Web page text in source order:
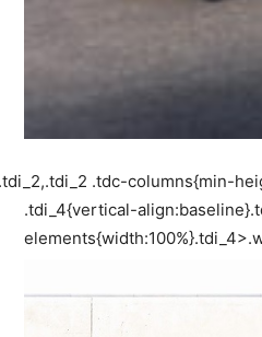
.tdc-columns{min-
.tdi_4{vertical-